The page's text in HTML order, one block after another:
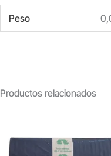
Peso
Productos relacionados